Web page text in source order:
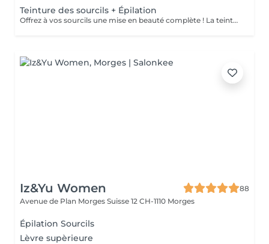
Teinture des sourcils + Épilation
Offrez à vos sourcils une mise en beauté complète ! La teinture intensifie et harmonise la couleur de vos sourcils, tandis que l'épilation (à la cire ou au fil) redessine leur forme pour un résultat net et naturel. - Sourcils structurés et intensifiés. - Résultat naturel et tenue jusqu'à 4 semaines. - Épilation précise pour une ligne parfaite. - Effet maquillé sans contrainte. Parfait pour un regard sublimé sans effort
Iz&Yu Women
88
Avenue de Plan Morges Suisse 12 CH-1110 Morges
Épilation Sourcils
Lèvre supèrieure